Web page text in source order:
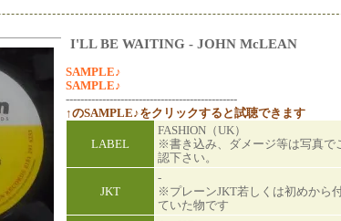
I'LL BE WAITING - JOHN McLEAN
SAMPLE♪
SAMPLE♪
-----------------------------------------------
↑のSAMPLE♪をクリックすると試聴できます
LABEL
FASHION（UK）
※書き込み、ダメージ等は写真で
認下さい。
JKT
-
※プレーンJKT若しくは初めから
ていた物です